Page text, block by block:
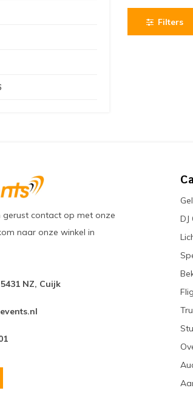
Filters
gerust contact op met onze
naar onze winkel in
NZ, Cuijk
DJ